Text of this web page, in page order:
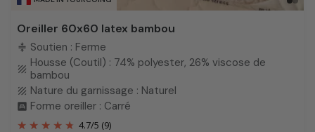
Oreiller 60x60 latex bambou
compress Soutien : Ferme
texture Housse (Coutil) : 74% polyester, 26% viscose de
bambou
texture Nature du garnissage : Naturel
bedroom_child Forme oreiller : Carré
4.7/5 (9)